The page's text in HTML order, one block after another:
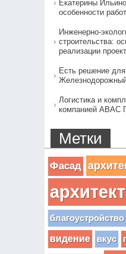
Екатерины
особенности
Инженерно-
строительства:
реализации
Есть решение
Логистика и
компанией АВАС
Метки
Фасад
благоустройство
видение вкус